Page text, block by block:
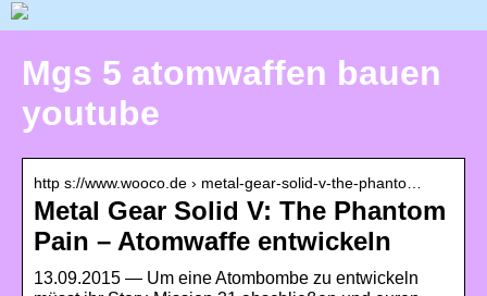
Mgs 5 atomwaffen bauen
youtube
http s://www.wooco.de › metal-gear-solid-v-the-phanto…
Metal Gear Solid V: The Phantom
Pain – Atomwaffe entwickeln
13.09.2015 — Um eine Atombombe zu entwickeln